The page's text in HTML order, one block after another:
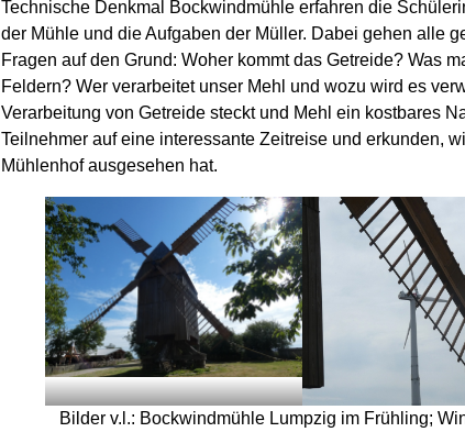
Technische Denkmal Bockwindmühle erfahren die
der Mühle und die Aufgaben der Müller. Dabei gehen alle
Fragen auf den Grund: Woher kommt das Getreide? Was
Feldern? Wer verarbeitet unser Mehl und wozu wird es
Verarbeitung von Getreide steckt und Mehl ein kostbares
Teilnehmer auf eine interessante Zeitreise und erkunden,
Mühlenhof ausgesehen hat.
Bilder v.l.: Bockwindmühle Lumpzig im Frühling;